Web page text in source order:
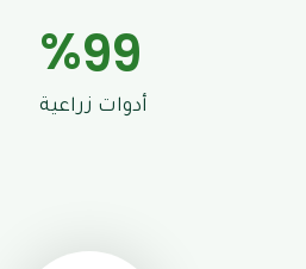
9
9
%
أدوات زراعية